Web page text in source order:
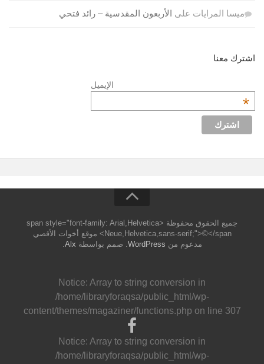
ميسا المرايات على الأربعون المقدسية – رائد فتحي
اشترك معنا
الإيميل
*
جميع الحقوق محفوظة <span style="font-family: Arial,Helvetica
Neue,Helvetica,sans-serif;">©</span> موقع أخوات الأقصي
مدعوم من WordPress. صمم بواسطة Alx
.
Notice: Array to string conversion in
/home/libraryforaqsa/public_html/wp-
content/themes/magaziner/functions.php on line 307
Notice: Array to string conversion in
/home/libraryforaqsa/public_html/wp-